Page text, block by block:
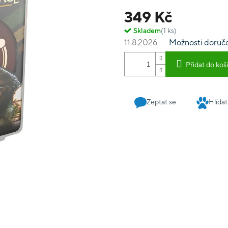
349 Kč
Skladem(1 ks)
11.8.2026 Možnosti
Přidat do
které mění pdomínky
Zeptat se Hlídat